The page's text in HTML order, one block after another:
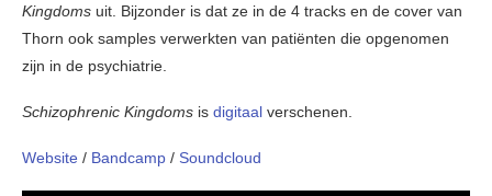
Kingdoms uit. Bijzonder is dat ze in de 4 tracks en de cover van
Thorn ook samples verwerkten van patiënten die opgenomen
zijn in de psychiatrie.
Schizophrenic Kingdoms is digitaal verschenen.
Website / Bandcamp / Soundcloud